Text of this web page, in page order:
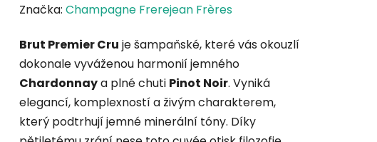
hodnocení
je
0,0
z
5
hvězdiček.
Značka: Champagne Frerejean Frères
Brut Premier Cru je šampaňské, které vás okouzlí
dokonale vyváženou harmonií jemného
Chardonnaya plné chuti Pinot Noir. Vyniká
elegancí, komplexností a živým charakterem,
který podtrhují jemné minerální tóny. Díky